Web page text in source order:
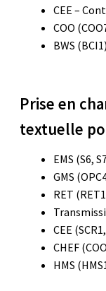
CEE –
COO
BWS
Prise en
textuelle
EMS (S6,
GMS
RET
CEE
CHEF
HMS